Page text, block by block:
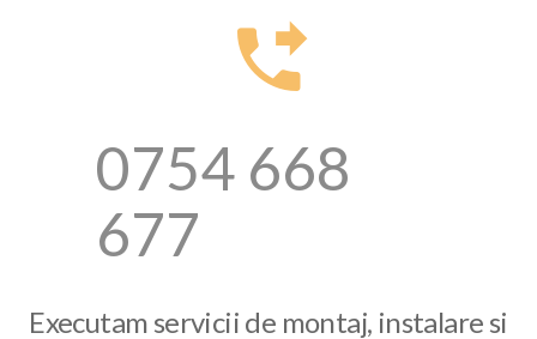
0754 668
677
Executam servicii de montaj, instalare si